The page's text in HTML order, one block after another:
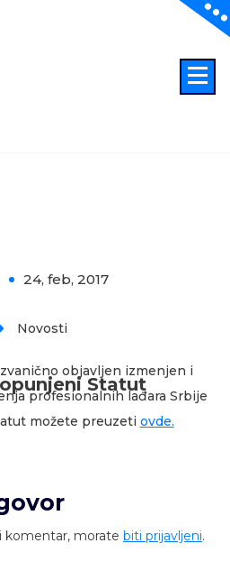
24, feb, 2017
Novosti
Statut
zvanično objavljen izmenjen i
profesionalnih lađara Srbije
možete preuzeti ovde.
komentar, morate biti prijavljeni.